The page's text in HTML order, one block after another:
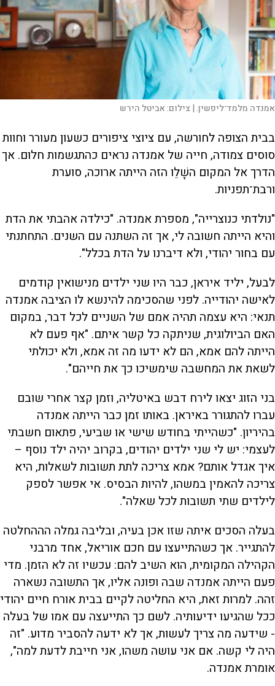
אמנדה מלמד־ליפשין. | צילום:אביטל הירש
בבית הצופה לחורשה, עם ציוצי ציפורים כשעון מעורר וחוות
סוסים צמודה, חייה של אמנדה נראים כהתגשמות חלום. אך
הדרך אל המקום השָׁלֵו הזה הייתה ארוכה, סוערת
ורבת־תפניות.
"נולדתי כנוצרייה", מספרת אמנדה. "כילדה אהבתי את הדת
והיא הייתה חשובה לי, אך זה השתנה עם השנים. התחתנתי
עם בחור יהודי, ולא דיברנו על הדת בכלל".
לבעל, יליד איראן, כבר היו שני ילדים מנישואין קודמים
לאישה יהודייה. לפני שהסכימה להינשא לו הציבה אמנדה
תנאי: היא עצמה תהיה אמם של השניים לכל דבר, במקום
האם הביולוגית, שניתקה כל קשר איתם. "אף פעם לא
הייתה להם אמא, הם לא ידעו מה זה אמא, ולא יכולתי
לשאת את המחשבה שימשיכו כך את חייהם".
בני הזוג יצאו לירח דבש באיטליה, וזמן קצר אחרי שובם
עברו להתגורר באיראן. באותו זמן כבר הייתה אמנדה
בהיריון. "כשהייתי בחודש שישי או שביעי, פתאום חשבתי
לעצמי: יש לי שני ילדים יהודים, בקרוב יהיה ילד נוסף –
איך אגדל אותם? אמא צריכה לתת תשובות לשאלות, היא
צריכה להאמין במשהו, להיות הבסיס. אי אפשר לספק
לילדים שתי תשובות לכל שאלה".
בעלה הסכים איתה שזו אכן בעיה, ובליבה גמלה הההחלטה
להתגייר. אך כשהתייעצו עם חכם אוריאל, אחד מרבני
הקהילה המקומית, הוא השיב להם: עכשיו זה לא הזמן. מדי
פעם הייתה אמנדה שבה ופונה אליו, אך התשובה נשארה
זהה. למרות זאת, היא החליטה לקיים בבית אורח חיים יהודי
ככל שהגיעו ידיעותיה. לשם כך התייעצה עם אמו של בעלה
- שידעה מה צריך לעשות, אך לא ידעה להסביר מדוע. "זה
היה לי קשה. אם אני עושה משהו, אני חייבת לדעת למה",
אומרת אמנדה.